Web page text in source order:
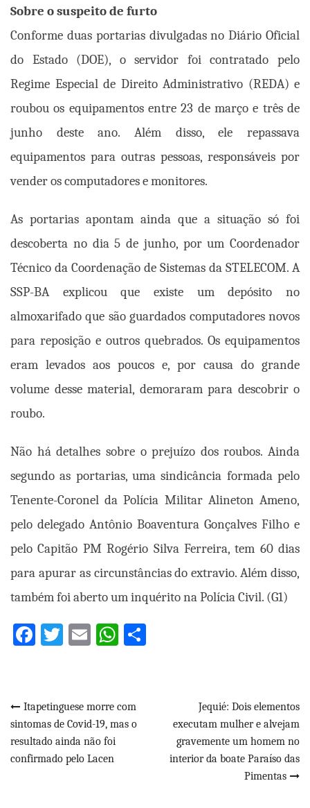
Sobre o suspeito de furto
Conforme duas portarias divulgadas no Diário Oficial
do Estado (DOE), o servidor foi contratado pelo
Regime Especial de Direito Administrativo (REDA) e
roubou os equipamentos entre 23 de março e três de
junho deste ano. Além disso, ele repassava
equipamentos para outras pessoas, responsáveis por
vender os computadores e monitores.
As portarias apontam ainda que a situação só foi
descoberta no dia 5 de junho, por um Coordenador
Técnico da Coordenação de Sistemas da STELECOM. A
SSP-BA explicou que existe um depósito no
almoxarifado que são guardados computadores novos
para reposição e outros quebrados. Os equipamentos
eram levados aos poucos e, por causa do grande
volume desse material, demoraram para descobrir o
roubo.
Não há detalhes sobre o prejuízo dos roubos. Ainda
segundo as portarias, uma sindicância formada pelo
Tenente-Coronel da Polícia Militar Alineton Ameno,
pelo delegado Antônio Boaventura Gonçalves Filho e
pelo Capitão PM Rogério Silva Ferreira, tem 60 dias
para apurar as circunstâncias do extravio. Além disso,
também foi aberto um inquérito na Polícia Civil. (G1)
Facebook
Twitter
EmailWhatsApp
Navegação
de
Post
Itapetinguese morre com
sintomas de Covid-19, mas o
resultado ainda não foi
confirmado pelo Lacen
Jequié: Dois elementos
executam mulher e alvejam
gravemente um homem no
interior da boate Paraíso das
Pimentas